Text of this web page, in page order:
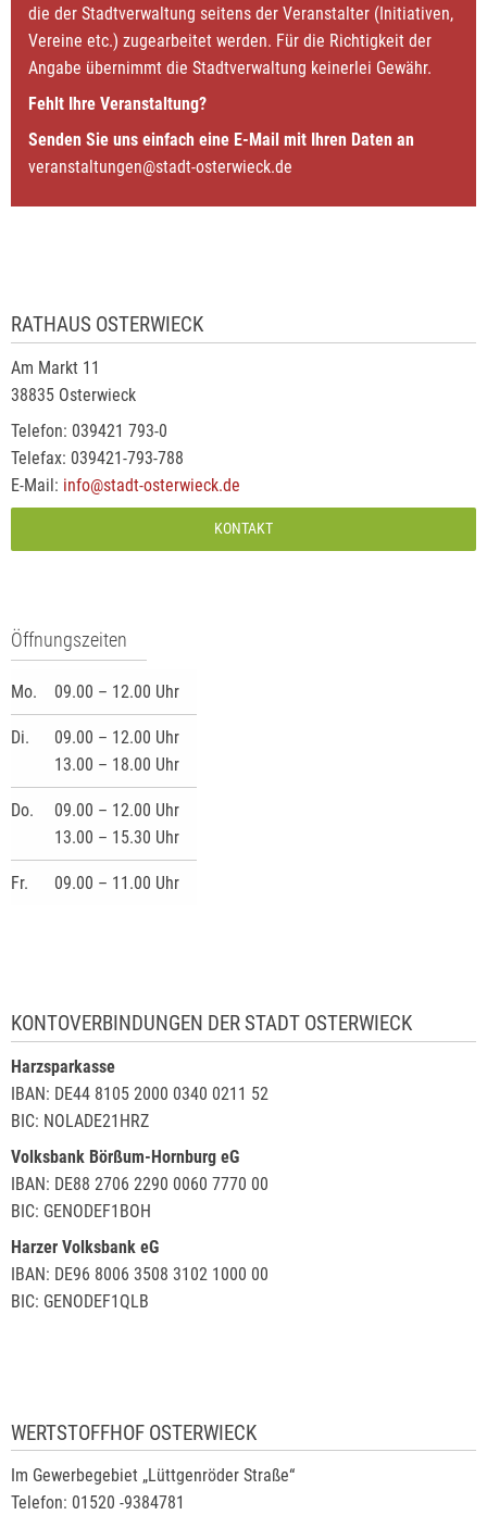
die der Stadtverwaltung seitens der Veranstalter (Initiativen,
Vereine etc.) zugearbeitet werden. Für die Richtigkeit der
Angabe übernimmt die Stadtverwaltung keinerlei Gewähr.
Fehlt Ihre Veranstaltung?
Senden Sie uns einfach eine E-Mail mit Ihren Daten an
veranstaltungen@stadt-osterwieck.de
RATHAUS OSTERWIECK
Am Markt 11
38835 Osterwieck
Telefon: 039421 793-0
Telefax: 039421-793-788
E-Mail: info@stadt-osterwieck.de
KONTAKT
Öffnungszeiten
Mo. 09.00 – 12.00 Uhr
Di.
09.00 – 12.00 Uhr
13.00 – 18.00 Uhr
Do.
09.00 – 12.00 Uhr
13.00 – 15.30 Uhr
Fr. 09.00 – 11.00 Uhr
KONTOVERBINDUNGEN DER STADT OSTERWIECK
Harzsparkasse
IBAN: DE44 8105 2000 0340 0211 52
BIC: NOLADE21HRZ
Volksbank Börßum-Hornburg eG
IBAN: DE88 2706 2290 0060 7770 00
BIC: GENODEF1BOH
Harzer Volksbank eG
IBAN: DE96 8006 3508 3102 1000 00
BIC: GENODEF1QLB
WERTSTOFFHOF OSTERWIECK
Im Gewerbegebiet „Lüttgenröder Straße“
Telefon: 01520 -9384781